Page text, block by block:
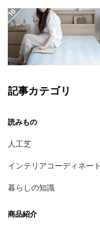
記事カテゴリ
人工芝
インテリアコーディネート
暮らしの知識